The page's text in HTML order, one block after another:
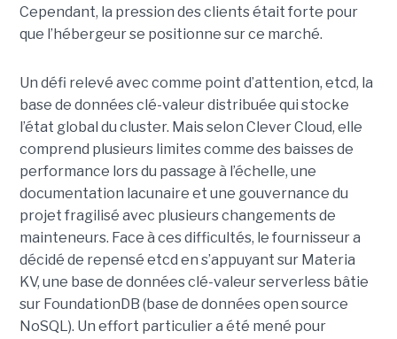
Cependant, la pression des clients était forte pour
que l’hébergeur se positionne sur ce marché.
Un défi relevé avec comme point d’attention, etcd, la
base de données clé-valeur distribuée qui stocke
l’état global du cluster. Mais selon Clever Cloud, elle
comprend plusieurs limites comme des baisses de
performance lors du passage à l’échelle, une
documentation lacunaire et une gouvernance du
projet fragilisé avec plusieurs changements de
mainteneurs. Face à ces difficultés, le fournisseur a
décidé de repensé etcd en s’appuyant sur Materia
KV, une base de données clé-valeur serverless bâtie
sur FoundationDB (base de données open source
NoSQL). Un effort particulier a été mené pour